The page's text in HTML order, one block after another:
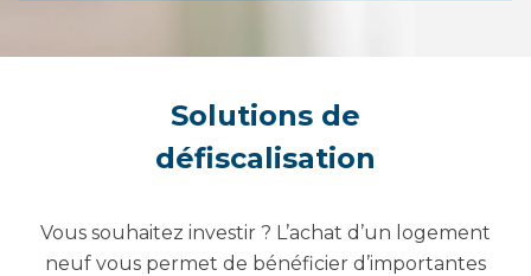
Solutions de
défiscalisation
Vous souhaitez investir ? L’achat d’un logement
neuf vous permet de bénéficier d’importantes